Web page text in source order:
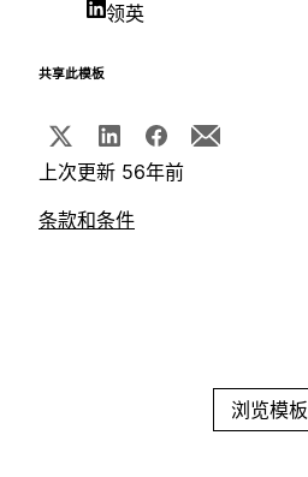
领英
共享此模板
上次更新 56年前
条款和条件
浏览模板